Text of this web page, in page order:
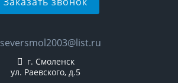
seversmol2003@list.ru
г. Смоленск
ул. Раевского, д.5